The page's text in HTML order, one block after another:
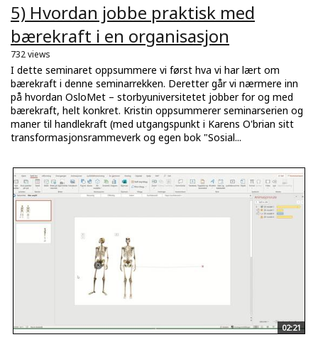
5) Hvordan jobbe praktisk med
bærekraft i en organisasjon
732 views
I dette seminaret oppsummere vi først hva vi har lært om
bærekraft i denne seminarrekken. Deretter går vi nærmere inn
på hvordan OsloMet – storbyuniversitetet jobber for og med
bærekraft, helt konkret. Kristin oppsummerer seminarserien og
maner til handlekraft (med utgangspunkt i Karens O'brian sitt
transformasjonsrammeverk og egen bok "Sosial...
02:21